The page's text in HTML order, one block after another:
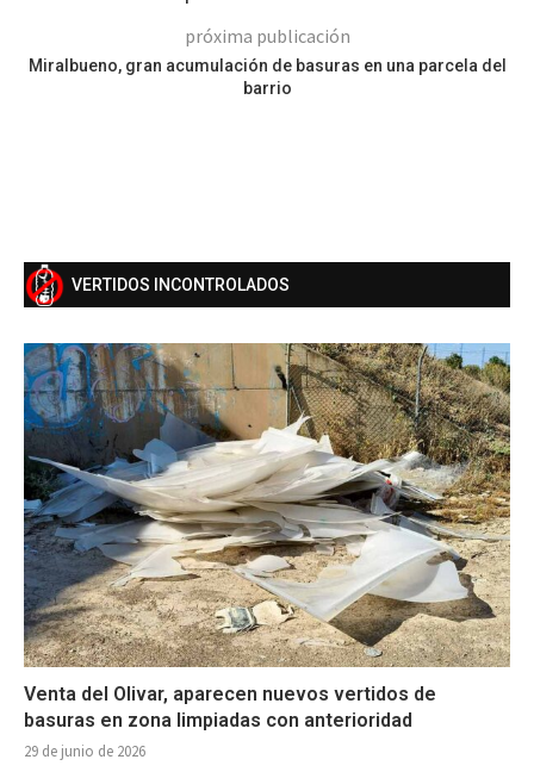
próxima publicación
Miralbueno, gran acumulación de basuras en una parcela del
barrio
VERTIDOS INCONTROLADOS
Venta del Olivar, aparecen nuevos vertidos de
basuras en zona limpiadas con anterioridad
29 de junio de 2026